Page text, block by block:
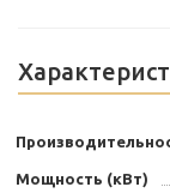
Мощность (кВт)